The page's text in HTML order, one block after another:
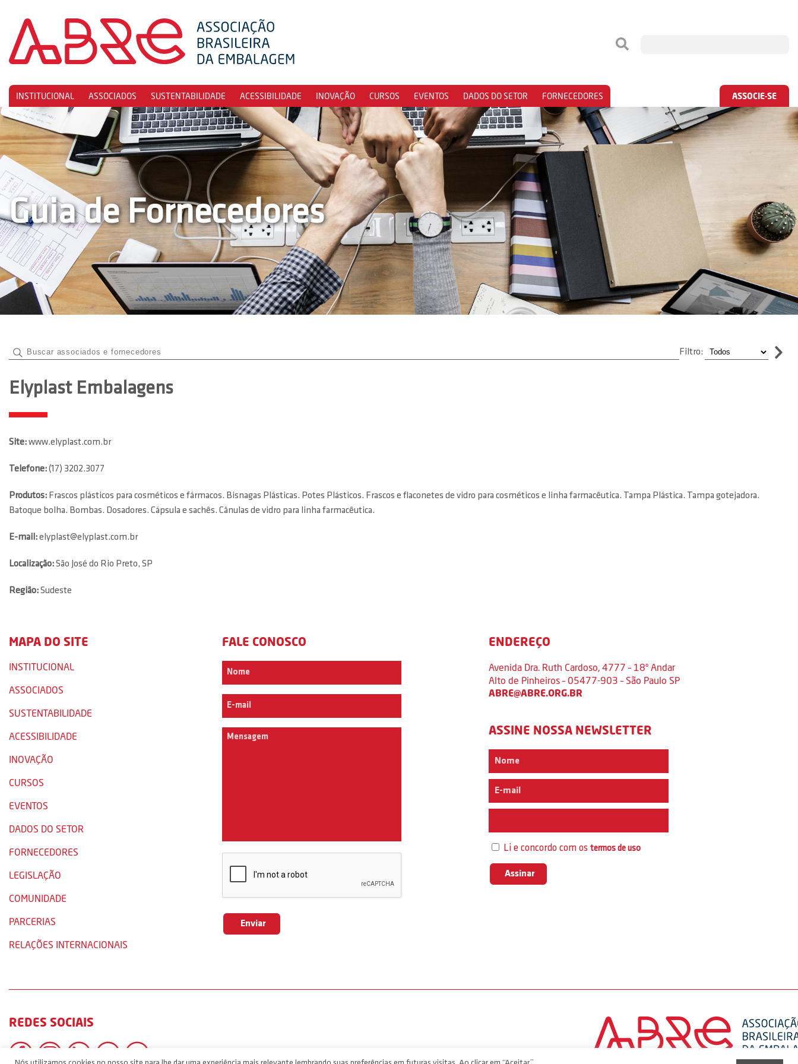
INSTITUCIONAL ASSOCIADOS SUSTENTABILIDADE ACESSIBILIDADE INOVAÇÃO CURSOS EVENTOS DADOS DO SETOR FORNECEDORES ASSOCIE-SE
Guia de Fornecedores
Filtro:
Elyplast Embalagens
Site:www.elyplast.com.br
Telefone:(17) 3202.3077
Produtos: Frascos plásticos para cosméticos e fármacos. Bisnagas Plásticas. Potes Plásticos. Frascos e flaconetes de vidro para cosméticos e linha farmacêutica. Tampa Plástica. Tampa gotejadora.
Batoque bolha. Bombas. Dosadores. Cápsula e sachês. Cânulas de vidro para linha farmacêutica.
E-mail:elyplast@elyplast.com.br
Localização:São José do Rio Preto, SP
Região:Sudeste
MAPA DO SITE
INSTITUCIONAL
ASSOCIADOS
SUSTENTABILIDADE
ACESSIBILIDADE
INOVAÇÃO
CURSOS
EVENTOS
DADOS DO SETOR
FORNECEDORES
LEGISLAÇÃO
COMUNIDADE
PARCERIAS
RELAÇÕES INTERNACIONAIS
FALE CONOSCO ENDEREÇO
Avenida Dra. Ruth Cardoso, 4777 – 18º Andar
Alto de Pinheiros – 05477-903 – São Paulo SP
ABRE@ABRE.ORG.BR
ASSINE NOSSA NEWSLETTER
Li e concordo com ostermos de uso
REDES SOCIAIS